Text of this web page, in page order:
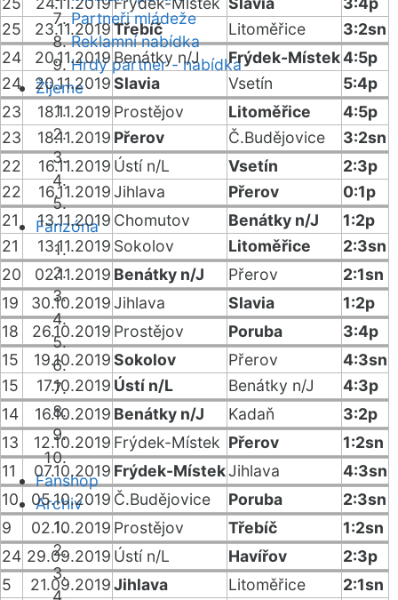
Partneři mládeže
Reklamní nabídka
Hrdý partner - nabídka
Žijeme
Fanzóna
Fanshop
Archiv
25
23.11.2019Třebíč Litoměřice
3:2sn
24
20.11.2019Benátky n/J Frýdek-Místek4:5p
24
20.11.2019Slavia Vsetín
5:4p
23
18.11.2019 Prostějov Litoměřice
4:5p
23
18.11.2019 Přerov Č.Budějovice
3:2sn
22
16.11.2019 Ústí n/L Vsetín
2:3p
22
16.11.2019Jihlava Přerov
0:1p
21
13.11.2019 Chomutov Benátky n/J
1:2p
21
13.11.2019 Sokolov Litoměřice
2:3sn
20
02.11.2019 Benátky n/J Přerov
2:1sn
19
30.10.2019Jihlava Slavia
1:2p
18
26.10.2019 Prostějov Poruba
3:4p
15
19.10.2019Sokolov Přerov
4:3sn
15
17.10.2019 Ústí n/L Benátky n/J
4:3p
14
16.10.2019 Benátky n/J Kadaň
3:2p
13
12.10.2019 Frýdek-Místek Přerov
1:2sn
11
07.10.2019 Frýdek-MístekJihlava
4:3sn
10
05.10.2019 Č.Budějovice Poruba
2:3sn
9
02.10.2019 Prostějov Třebíč
1:2sn
24 29.09.2019 Ústí n/L Havířov
2:3p
5
21.09.2019Jihlava Litoměřice
2:1sn